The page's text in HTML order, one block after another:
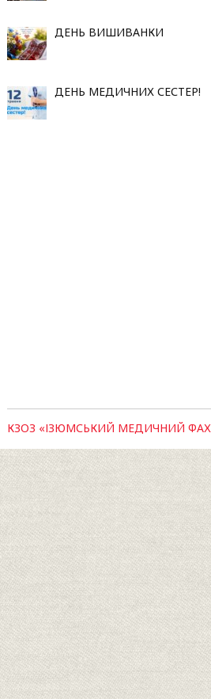
ДЕНЬ ВИШИВАНКИ
ДЕНЬ МЕДИЧНИХ СЕСТЕР!
КЗОЗ «ІЗЮМСЬКИЙ МЕДИЧНИЙ